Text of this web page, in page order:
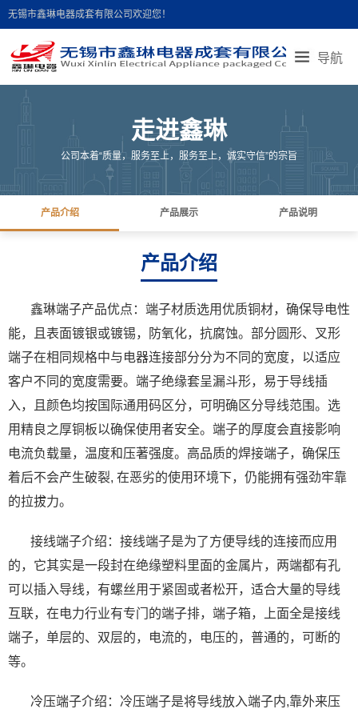
无锡市鑫琳电器成套有限公司欢迎您！
导航
首页导航
联系我们 人才招聘 在线留言
走进鑫琳
公司本着“质量，服务至上，服务至上，诚实守信”的宗旨
产品介绍 产品展示 产品说明
产品介绍
鑫琳端子产品优点：端子材质选用优质铜材，确保导电性
能，且表面镀银或镀锡，防氧化，抗腐蚀。部分圆形、叉形
端子在相同规格中与电器连接部分分为不同的宽度，以适应
客户不同的宽度需要。端子绝缘套呈漏斗形，易于导线插
入，且颜色均按国际通用码区分，可明确区分导线范围。选
用精良之厚铜板以确保使用者安全。端子的厚度会直接影响
电流负载量，温度和压著强度。高品质的焊接端子，确保压
着后不会产生破裂, 在恶劣的使用环境下，仍能拥有强劲牢靠
的拉拔力。
接线端子介绍：接线端子是为了方便导线的连接而应用
的，它其实是一段封在绝缘塑料里面的金属片，两端都有孔
可以插入导线，有螺丝用于紧固或者松开，适合大量的导线
互联，在电力行业有专门的端子排，端子箱，上面全是接线
端子，单层的、双层的，电流的，电压的，普通的，可断的
等。
冷压端子介绍：冷压端子是将导线放入端子内,靠外来压